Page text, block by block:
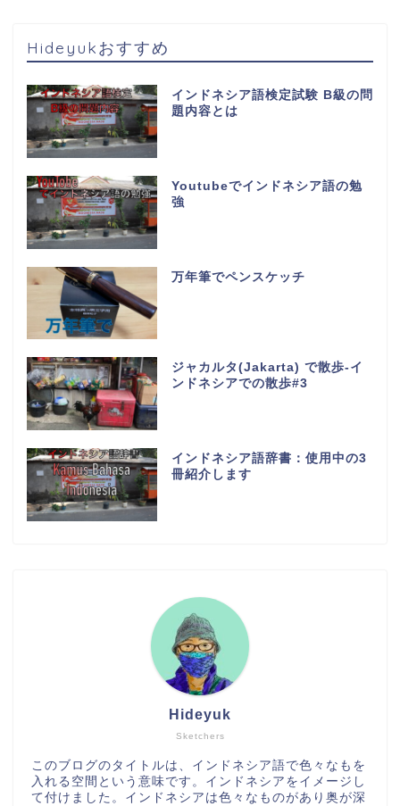
Hideyukおすすめ
インドネシア語検定試験 B級の問
題内容とは
Youtubeでインドネシア語の勉
強
万年筆でペンスケッチ
ジャカルタ(Jakarta) で散歩-イ
ンドネシアでの散歩#3
インドネシア語辞書：使用中の3
冊紹介します
Sketchers
Hideyuk
このブログのタイトルは、インドネシア語で色々なもを
入れる空間という意味です。インドネシアをイメージし
て付けました。インドネシアは色々なものがあり奥が深